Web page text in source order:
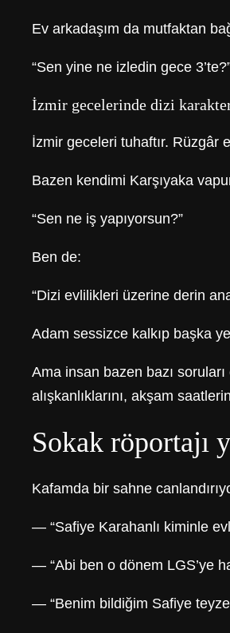
Ev arkadaşım da mutfaktan
“Sen yine ne izledin gece
İzmir gecelerinde dizi
İzmir geceleri tuhaftır. Rüzgâr
Bazen kendimi Karşıyaka
“Sen ne iş yapıyorsun?”
Ben de:
“Dizi evlilikleri üzerine derin
Adam sessizce kalkıp başka
Ama insan bazen bazı
alışkanlıklarını, akşam
Sokak röportajı
Kafamda bir sahne
— “Safiye Karahanlı kiminle
— “Abi ben o dönem LGS’ye
— “Benim bildiğim Safiye